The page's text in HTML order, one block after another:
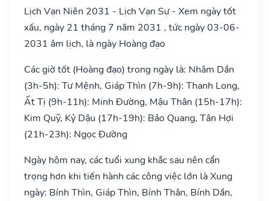
Lịch Vạn Niên 2031 - Lịch Vạn Sự - Xem ngày tốt
xấu, ngày 21 tháng 7 năm 2031 , tức ngày 03-06-
2031 âm lịch, là ngày Hoàng đạo
Các giờ tốt (Hoàng đạo) trong ngày là: Nhâm Dần
(3h-5h): Tư Mệnh, Giáp Thìn (7h-9h): Thanh Long,
Ất Tị (9h-11h): Minh Đường, Mậu Thân (15h-17h):
Kim Quỹ, Kỷ Dậu (17h-19h): Bảo Quang, Tân Hợi
(21h-23h): Ngọc Đường
Ngày hôm nay, các tuổi xung khắc sau nên cẩn
trọng hơn khi tiến hành các công việc lớn là Xung
ngày: Bính Thìn, Giáp Thìn, Bính Thân, Bính Dần,